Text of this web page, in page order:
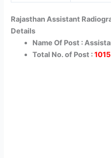
Rajasthan Assistant
Details
Name Of Post :
Total No. of Post :1015